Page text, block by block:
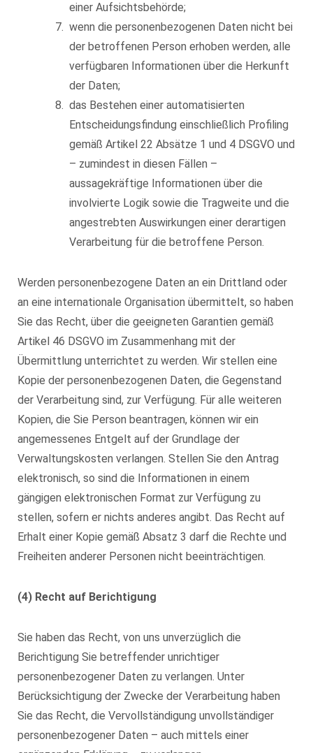
einer Aufsichtsbehörde;
wenn die personenbezogenen Daten nicht bei
der betroffenen Person erhoben werden, alle
verfügbaren Informationen über die Herkunft
der Daten;
das Bestehen einer automatisierten
Entscheidungsfindung einschließlich Profiling
gemäß Artikel 22 Absätze 1 und 4 DSGVO und
– zumindest in diesen Fällen –
aussagekräftige Informationen über die
involvierte Logik sowie die Tragweite und die
angestrebten Auswirkungen einer derartigen
Verarbeitung für die betroffene Person.
Werden personenbezogene Daten an ein Drittland oder
an eine internationale Organisation übermittelt, so haben
Sie das Recht, über die geeigneten Garantien gemäß
Artikel 46 DSGVO im Zusammenhang mit der
Übermittlung unterrichtet zu werden. Wir stellen eine
Kopie der personenbezogenen Daten, die Gegenstand
der Verarbeitung sind, zur Verfügung. Für alle weiteren
Kopien, die Sie Person beantragen, können wir ein
angemessenes Entgelt auf der Grundlage der
Verwaltungskosten verlangen. Stellen Sie den Antrag
elektronisch, so sind die Informationen in einem
gängigen elektronischen Format zur Verfügung zu
stellen, sofern er nichts anderes angibt. Das Recht auf
Erhalt einer Kopie gemäß Absatz 3 darf die Rechte und
Freiheiten anderer Personen nicht beeinträchtigen.
(4) Recht auf Berichtigung
Sie haben das Recht, von uns unverzüglich die
Berichtigung Sie betreffender unrichtiger
personenbezogener Daten zu verlangen. Unter
Berücksichtigung der Zwecke der Verarbeitung haben
Sie das Recht, die Vervollständigung unvollständiger
personenbezogener Daten – auch mittels einer